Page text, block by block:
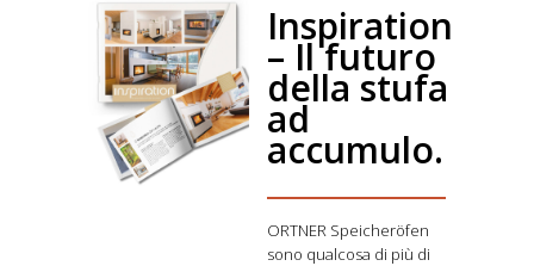
Inspiration
– Il futuro
della stufa
ad
accumulo.
ORTNER Speicheröfen
sono qualcosa di più di